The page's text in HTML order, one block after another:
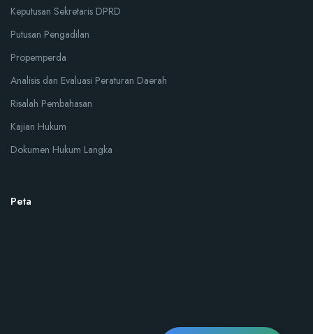
Keputusan Sekretaris DPRD
Putusan Pengadilan
Propemperda
Analisis dan Evaluasi Peraturan Daerah
Risalah Pembahasan
Kajian Hukum
Dokumen Hukum Langka
Peta